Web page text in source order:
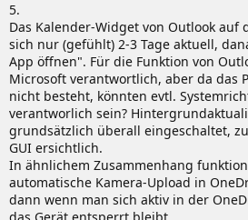
5.
Das Kalender-Widget von Outlook auf
sich nur (gefühlt) 2-3 Tage aktuell,
App öffnen". Für die Funktion von
Microsoft verantwortlich, aber da das
nicht besteht, könnten evtl.
verantworlich sein?
grundsätzlich überall eingeschaltet,
GUI ersichtlich.
In ähnlichem Zusammenhang
automatische Kamera-Upload in
dann wenn man sich aktiv in der